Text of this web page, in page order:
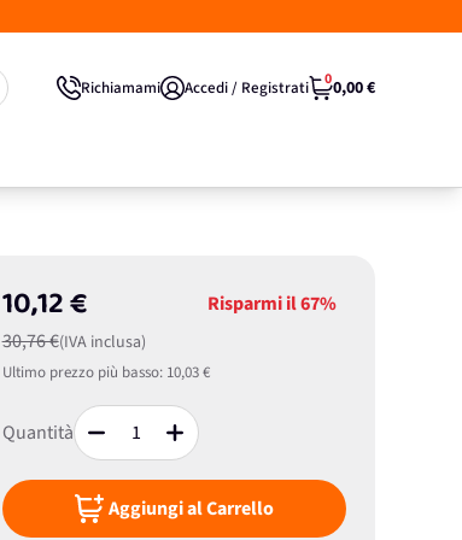
Richiamami Accedi / Registrati 00,00 €
10,12 €
30,76 €(IVA inclusa)
Risparmi il67%
Ultimo prezzo più basso: 10,03 €
Quantità
Aggiungi al Carrello